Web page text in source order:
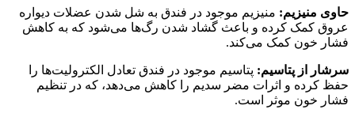
حاوی منیزیم: منیزیم موجود در فندق به شل شدن عضلات دیواره
عروق کمک کرده و باعث گشاد شدن رگ‌ها می‌شود که به کاهش
فشار خون کمک می‌کند.
سرشار از پتاسیم: پتاسیم موجود در فندق تعادل الکترولیت‌ها را
حفظ کرده و اثرات مضر سدیم را کاهش می‌دهد، که در تنظیم
فشار خون موثر است.